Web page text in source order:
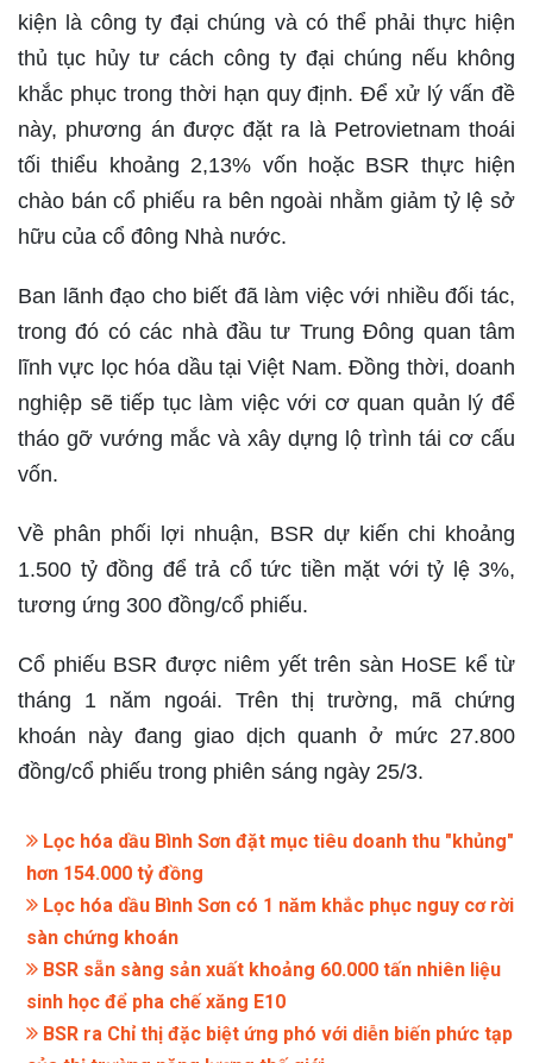
kiện là công ty đại chúng và có thể phải thực hiện
thủ tục hủy tư cách công ty đại chúng nếu không
khắc phục trong thời hạn quy định. Để xử lý vấn đề
này, phương án được đặt ra là Petrovietnam thoái
tối thiểu khoảng 2,13% vốn hoặc BSR thực hiện
chào bán cổ phiếu ra bên ngoài nhằm giảm tỷ lệ sở
hữu của cổ đông Nhà nước.
Ban lãnh đạo cho biết đã làm việc với nhiều đối tác,
trong đó có các nhà đầu tư Trung Đông quan tâm
lĩnh vực lọc hóa dầu tại Việt Nam. Đồng thời, doanh
nghiệp sẽ tiếp tục làm việc với cơ quan quản lý để
tháo gỡ vướng mắc và xây dựng lộ trình tái cơ cấu
vốn.
Về phân phối lợi nhuận, BSR dự kiến chi khoảng
1.500 tỷ đồng để trả cổ tức tiền mặt với tỷ lệ 3%,
tương ứng 300 đồng/cổ phiếu.
Cổ phiếu BSR được niêm yết trên sàn HoSE kể từ
tháng 1 năm ngoái. Trên thị trường, mã chứng
khoán này đang giao dịch quanh ở mức 27.800
đồng/cổ phiếu trong phiên sáng ngày 25/3.
Lọc hóa dầu Bình Sơn đặt mục tiêu doanh thu "khủng"
hơn 154.000 tỷ đồng
Lọc hóa dầu Bình Sơn có 1 năm khắc phục nguy cơ rời
sàn chứng khoán
BSR sẵn sàng sản xuất khoảng 60.000 tấn nhiên liệu
sinh học để pha chế xăng E10
BSR ra Chỉ thị đặc biệt ứng phó với diễn biến phức tạp